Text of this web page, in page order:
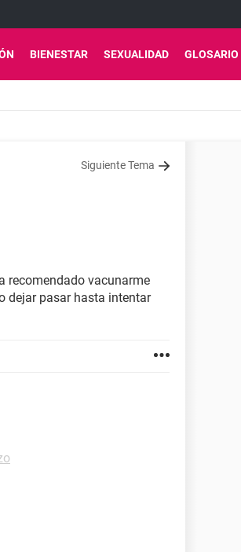
BIENESTAR SEXUALIDAD GLOSARIO
Siguiente Tema
recomendado vacunarme
dejar pasar hasta intentar